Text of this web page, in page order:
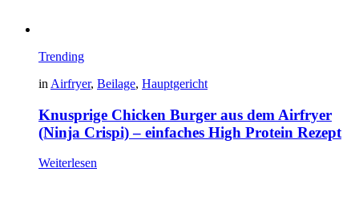
Trending
in Airfryer, Beilage, Hauptgericht
Knusprige Chicken Burger aus dem Airfryer
(Ninja Crispi) – einfaches High Protein Rezept
Weiterlesen